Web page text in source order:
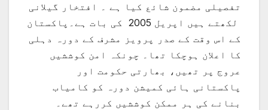
تفصیلی مضمون شائع کیا ہے ۔ افتخار گیلانی
لکھتے ہیں اپریل 2005 کی بات ہے۔پاکستان
کے اس وقت کے صدر پرویز مشرف کے دورہ دہلی
کا اعلان ہوچکا تھا۔ چونکہ امن کوششیں
عروج پر تھیں، بھارتی حکومت اور
پاکستانی ہائی کمیشن دورہ کو کامیاب
بنانے کی ہر ممکن کوششیں کررہے تھے۔